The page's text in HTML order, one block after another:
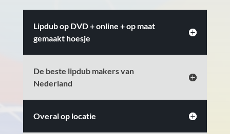
Lipdub op DVD + online + op maat
gemaakt hoesje
De beste lipdub makers van
Nederland
Overal op locatie